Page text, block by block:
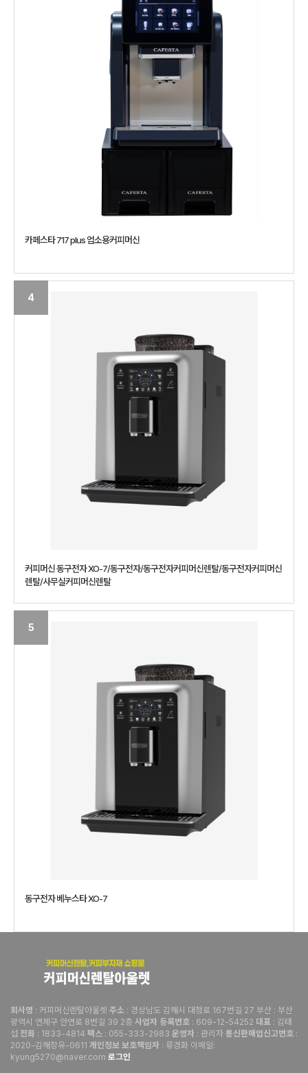
카페스타 717 plus 업소용커피머신
4
커피머신 동구전자 XO-7/동구전자/동구전자커피머신렌탈/동구전자커피머신
렌탈/사무실커피머신렌탈
5
동구전자 베누스타 XO-7
회사명 : 커피머신렌탈아울렛 주소 : 경상남도 김해시 대청로 167번길 27 부산 : 부산
광역시 연제구 안연로 8번길 39 2층 사업자 등록번호 : 609-12-54252 대표 : 김태
섭 전화 : 1833-4814 팩스 : 055-333-2983 운영자 : 관리자 통신판매업신고번호 :
2020-김해장유-0611 개인정보 보호책임자 : 류경화 이메일:
kyung5270@naver.com 로그인